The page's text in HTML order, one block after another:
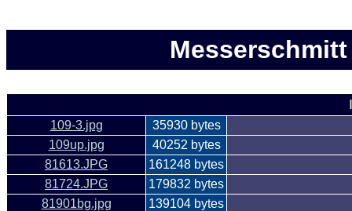
109-3.jpg
35930 bytes
109up.jpg
40252 bytes
81613.JPG
161248 bytes
81724.JPG
179832 bytes
81901bg.jpg
139104 bytes